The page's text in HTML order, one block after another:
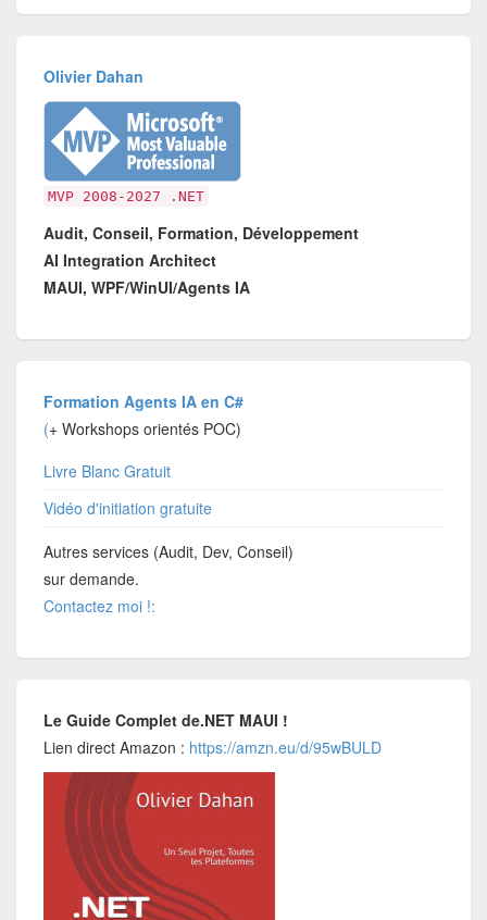
Olivier Dahan
MVP 2008-2027 .NET
Audit, Conseil, Formation, Développement
AI Integration Architect
MAUI, WPF/WinUI/Agents IA
Formation Agents IA en C#
(+ Workshops orientés POC)
Livre Blanc Gratuit
Vidéo d'initiation gratuite
Autres services (Audit, Dev, Conseil)
sur demande.
Contactez moi !:
Le Guide Complet de.NET MAUI !
Lien direct Amazon : https://amzn.eu/d/95wBULD